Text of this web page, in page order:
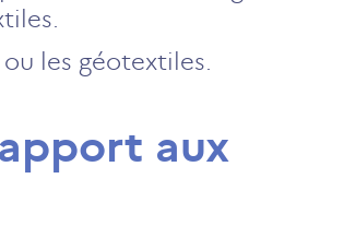
les géotextiles.
aux